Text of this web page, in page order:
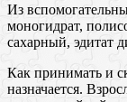
Из
моногидрат,
сахарный, эдитат
Как принимать и
назначается.